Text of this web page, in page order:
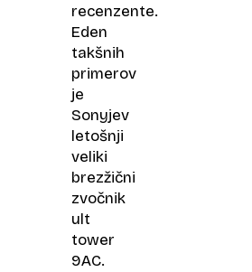
recenzente.
Eden
takšnih
primerov
je
Sonyjev
letošnji
veliki
brezžični
zvočnik
ult
tower
9AC.